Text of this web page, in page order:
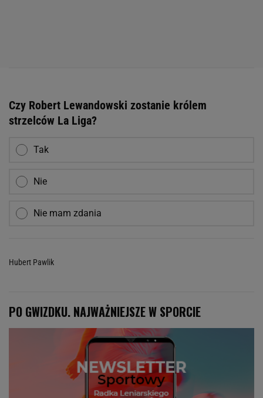
Czy Robert Lewandowski zostanie królem
strzelców La Liga?
Tak
Nie
Nie mam zdania
Hubert Pawlik